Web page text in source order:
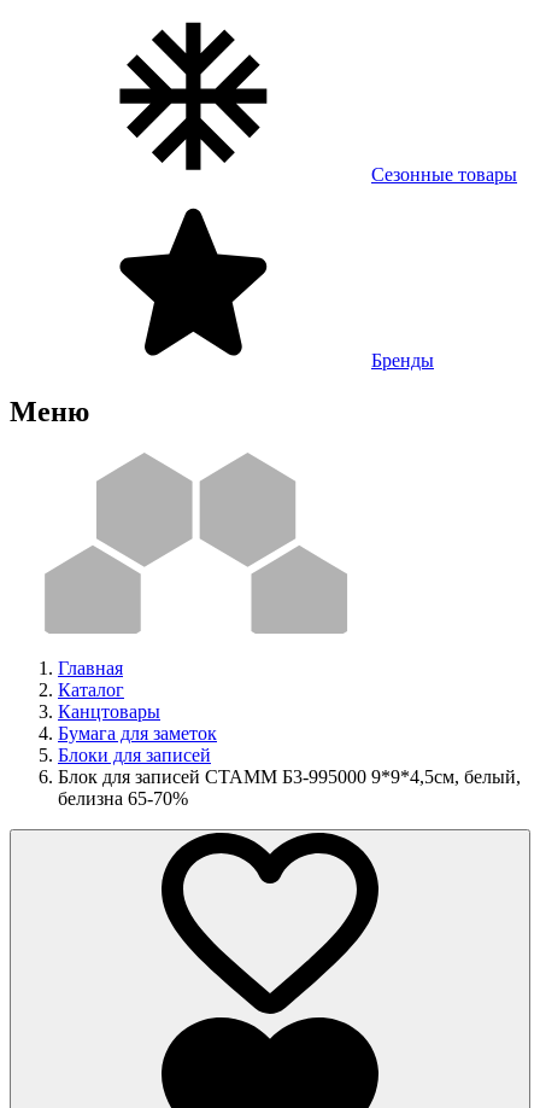
Сезонные товары
Бренды
Меню
Главная
Каталог
Канцтовары
Бумага для заметок
Блоки для записей
Блок для записей СТАММ Б3-995000 9*9*4,5см, белый,
белизна 65-70%